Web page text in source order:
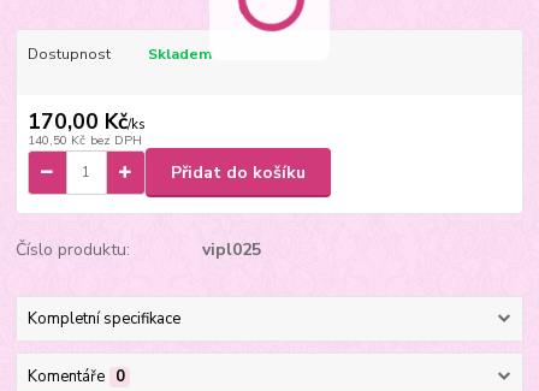
Dostupnost Skladem
170,00 Kč/ks
140,50 Kč bez DPH
Přidat do košíku
Číslo produktu: vipl025
Kompletní specifikace
Komentáře 0